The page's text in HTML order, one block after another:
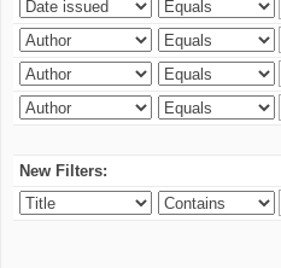
New Filters: